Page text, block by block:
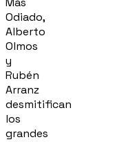
Odiado,
Alberto
Olmos
y
Rubén
Arranz
desmitifican
los
grandes